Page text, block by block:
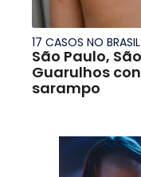
17 CASOS NO BRASIL
São Paulo,
Guarulhos
sarampo